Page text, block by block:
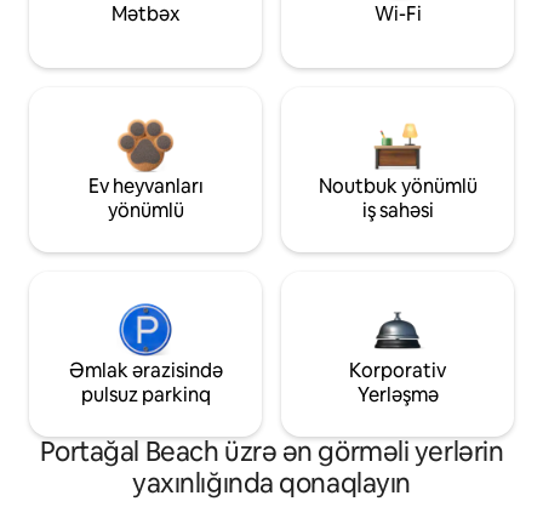
Mətbəx Wi-Fi
Ev heyvanları
yönümlü
Noutbuk yönümlü
iş sahəsi
Əmlak ərazisində
pulsuz parkinq
Korporativ
Yerləşmə
Portağal Beach üzrə ən görməli yerlərin
yaxınlığında qonaqlayın